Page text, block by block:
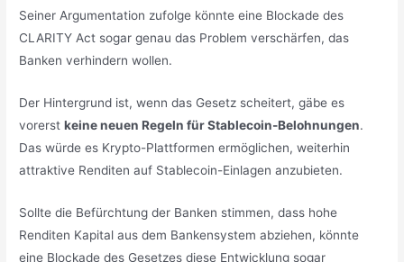
Seiner Argumentation zufolge könnte eine Blockade des
CLARITY Act sogar genau das Problem verschärfen, das
Banken verhindern wollen.
Der Hintergrund ist, wenn das Gesetz scheitert, gäbe es
vorerstkeine neuen Regeln für Stablecoin-Belohnungen.
Das würde es Krypto-Plattformen ermöglichen, weiterhin
attraktive Renditen auf Stablecoin-Einlagen anzubieten.
Sollte die Befürchtung der Banken stimmen, dass hohe
Renditen Kapital aus dem Bankensystem abziehen, könnte
eine Blockade des Gesetzes diese Entwicklung sogar